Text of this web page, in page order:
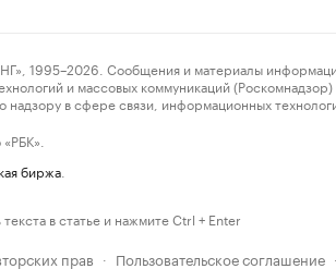
Сообщения и материалы
и массовых коммуникаций
в сфере связи, информационных
биржа
в статье и нажмите Ctrl + Enter
прав · Пользовательское соглашение ·